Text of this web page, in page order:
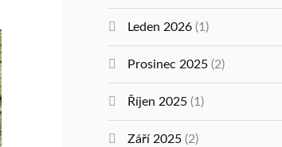
Leden 2026 (1)
Prosinec 2025 (2)
Říjen 2025 (1)
Září 2025 (2)